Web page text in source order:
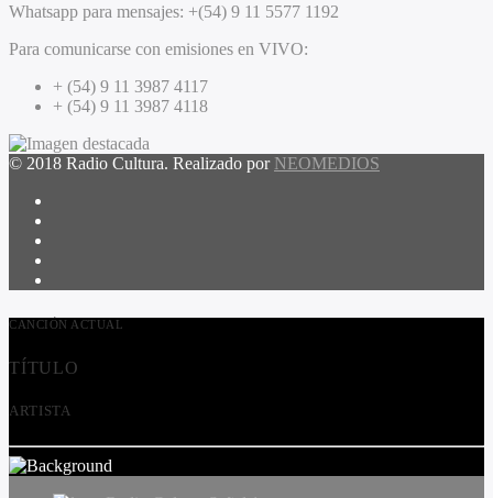
Whatsapp para mensajes: +(54) 9 11 5577 1192
Para comunicarse con emisiones en VIVO:
+ (54) 9 11 3987 4117
+ (54) 9 11 3987 4118
© 2018 Radio Cultura. Realizado por NEOMEDIOS
CANCIÓN ACTUAL
TÍTULO
ARTISTA